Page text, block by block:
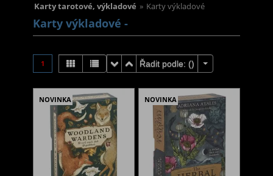
Karty tarotové, výkladové » Karty výkladové
Karty výkladové -
1 Řadit podle: ()
NOVINKA NOVINKA